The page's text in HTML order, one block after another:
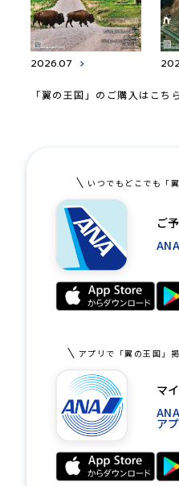
2026.07
「翼の王国」のご購入はこちら
いつでもどこでも「
ご
アプリで「翼の王国」
マ
ア